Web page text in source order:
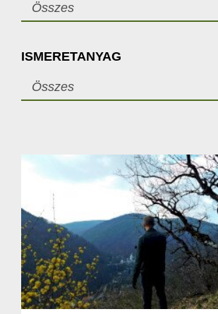
Összes
ISMERETANYAG
Összes